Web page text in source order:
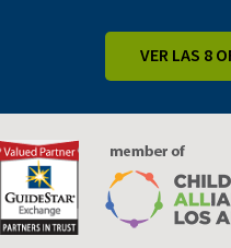
VER LAS 8